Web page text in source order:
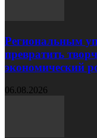
Региональным
превратить
экономический
06.08.2026